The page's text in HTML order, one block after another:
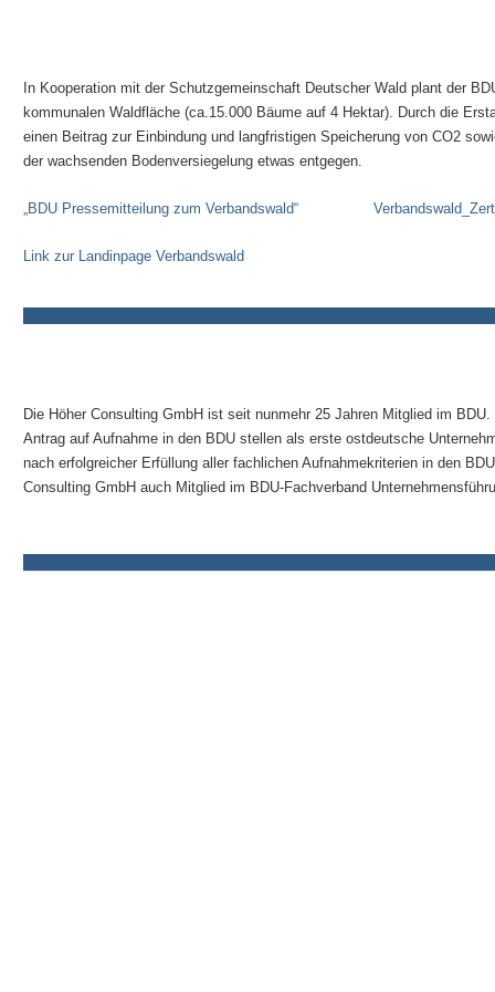
In Kooperation mit der Schutzgemeinschaft Deutscher Wald plant der
kommunalen Waldfläche (ca.15.000 Bäume auf 4 Hektar). Durch die
einen Beitrag zur Einbindung und langfristigen Speicherung von CO2
der wachsenden Bodenversiegelung etwas entgegen.
„BDU Pressemitteilung zum Verbandswald“
Link zur Landinpage Verbandswald
Die Höher Consulting GmbH ist seit nunmehr 25 Jahren Mitglied im
Antrag auf Aufnahme in den BDU stellen als erste ostdeutsche
nach erfolgreicher Erfüllung aller fachlichen Aufnahmekriterien in den
Consulting GmbH auch Mitglied im BDU-Fachverband